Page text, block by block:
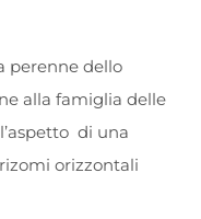
perenne dello
alla famiglia delle
di una
orizzontali